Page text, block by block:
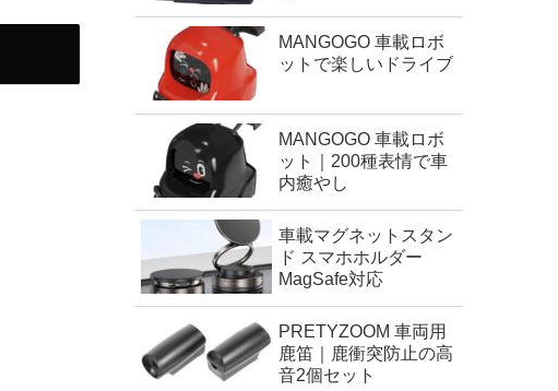
MANGOGO 車載ロボ
ットで楽しいドライブ
MANGOGO 車載ロボ
ット｜200種表情で車
内癒やし
車載マグネットスタン
ド スマホホルダー
MagSafe対応
PRETYZOOM 車両用
鹿笛｜鹿衝突防止の高
音2個セット